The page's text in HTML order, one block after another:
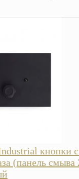
кнопки
(панель смыва